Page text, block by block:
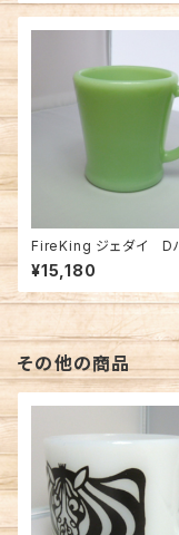
FireKing ジェダイ Dハンドル
マグ フラットボトム (FK-1321
6)
¥15,180
その他の商品